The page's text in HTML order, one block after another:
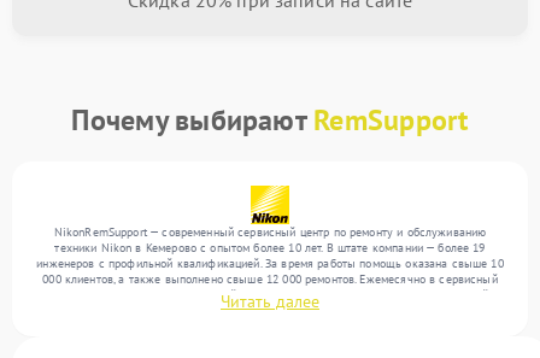
Почему выбираютRemSupport
NikonRemSupport — современный сервисный центр по ремонту и обслуживанию
техники Nikon в Кемерово с опытом более 10 лет. В штате компании — более 19
инженеров с профильной квалификацией. За время работы помощь оказана свыше 10
000 клиентов, а также выполнено свыше 12 000 ремонтов. Ежемесячно в сервисный
центр поступает более 300 устройств, включая , , . Мы устраняем поломки любой
сложности и гарантируем высокое качество обслуживания благодаря опыту
Читать далее